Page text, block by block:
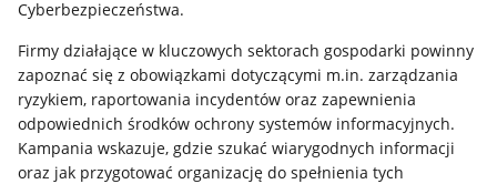
Cyberbezpieczeństwa.
Firmy działające w kluczowych sektorach gospodarki powinny
zapoznać się z obowiązkami dotyczącymi m.in. zarządzania
ryzykiem, raportowania incydentów oraz zapewnienia
odpowiednich środków ochrony systemów informacyjnych.
Kampania wskazuje, gdzie szukać wiarygodnych informacji
oraz jak przygotować organizację do spełnienia tych